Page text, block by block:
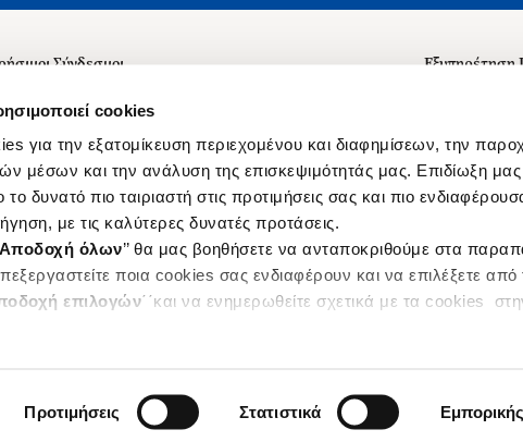
cookies
για την εξατομίκευση περιεχομένου και διαφημίσεων, την
μέσων και την ανάλυση της επισκεψιμότητάς μας. Επιδίωξη μας
δυνατό πιο ταιριαστή στις προτιμήσεις σας και πιο
με τις καλύτερες δυνατές προτάσεις.
Αποδοχή όλων’’ θα μας βοηθήσετε να ανταποκριθούμε στα
ποια cookies σας ενδιαφέρουν και να επιλέξετε από
επιλογών΄΄και να ενημερωθείτε σχετικά με τα cookies
Προτιμήσεις Στατιστικά
Σύνδεσμοι
με εμάς
Εργασίας
για τις "Λίστες Επιθυμητών" και τη Βιβλιοθήκη
Χρήσης Αναζήτησης
Ενιαίας Τιμής Βιβλίων
B2B
Δικαίωμα
Designed & Developed bySleed